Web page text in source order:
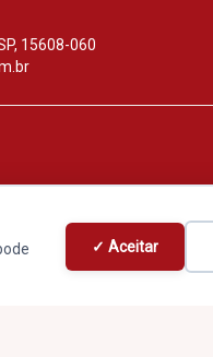
15608-060
✓ Aceitar